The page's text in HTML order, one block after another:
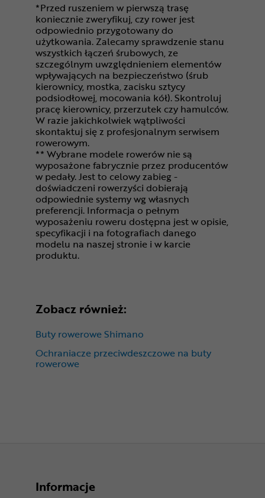
*Przed ruszeniem w pierwszą trasę
koniecznie zweryfikuj, czy rower jest
odpowiednio przygotowany do
użytkowania. Zalecamy sprawdzenie stanu
wszystkich łączeń śrubowych, ze
szczególnym uwzględnieniem elementów
wpływających na bezpieczeństwo (śrub
kierownicy, mostka, zacisku sztycy
podsiodłowej, mocowania kół). Skontroluj
pracę kierownicy, przerzutek czy hamulców.
W razie jakichkolwiek wątpliwości
skontaktuj się z profesjonalnym serwisem
rowerowym.
** Wybrane modele rowerów nie są
wyposażone fabrycznie przez producentów
w pedały. Jest to celowy zabieg -
doświadczeni rowerzyści dobierają
odpowiednie systemy wg własnych
preferencji. Informacja o pełnym
wyposażeniu roweru dostępna jest w opisie,
specyfikacji i na fotografiach danego
modelu na naszej stronie i w karcie
produktu.
Zobacz również:
Buty rowerowe Shimano
Ochraniacze przeciwdeszczowe na buty
rowerowe
Informacje